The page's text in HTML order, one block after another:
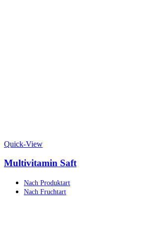
Quick-View
Multivitamin Saft
Nach Produktart
Nach Fruchtart